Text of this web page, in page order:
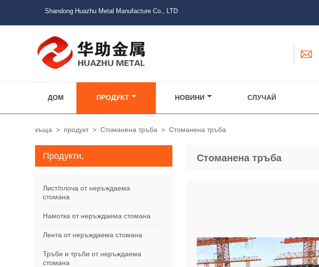
Shandong Huazhu Metal Manufacture Co., LTD

ДОМ ПРОДУКТ НОВИНИ СЛУЧАЙ
къща > продукт > Стоманена тръба > Стоманена тръба
Стоманена тръба
Продукти,
Лист/плоча от неръждаема
стомана
Намотка от неръждаема стомана
Лента от неръждаема стомана
Тръби и тръби от неръждаема
стомана